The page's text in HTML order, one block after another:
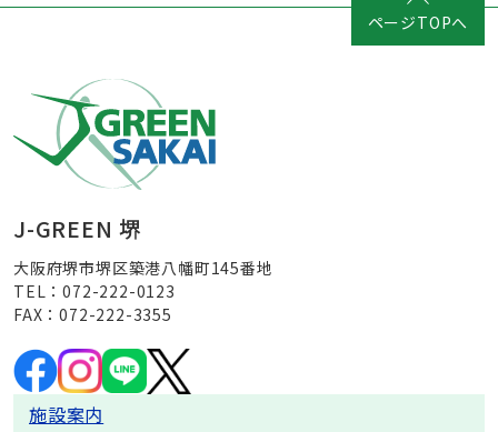
ページTOPへ
J-GREEN 堺
大阪府堺市堺区築港八幡町145番地
TEL：072-222-0123
FAX：072-222-3355
施設案内